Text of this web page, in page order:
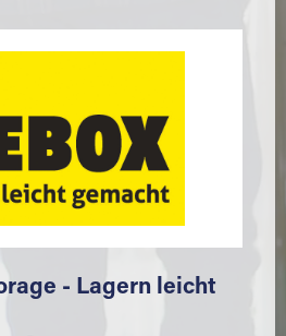
- Lagern leicht